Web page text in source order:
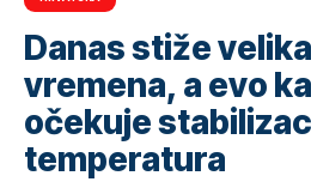
Danas stiže
vremena, a evo
očekuje
temperatura